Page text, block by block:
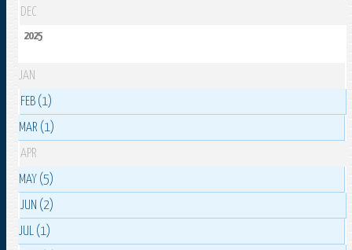
DEC
2025
JAN
FEB (1)
MAR (1)
APR
MAY (5)
JUN (2)
JUL (1)